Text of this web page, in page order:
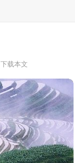
下载本文